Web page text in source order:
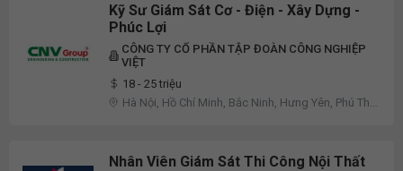
Kỹ Sư Giám Sát Cơ - Điện - Xây Dựng -
Phúc Lợi
CÔNG TY CỔ PHẦN TẬP ĐOÀN CÔNG NGHIỆP
VIỆT
18 - 25 triệu
Hà Nội, Hồ Chí Minh, Bắc Ninh, Hưng Yên, Phú Thọ,
Nhân Viên Giám Sát Thi Công Nội Thất